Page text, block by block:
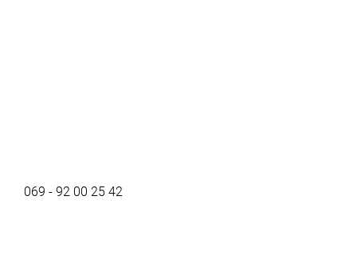
069 - 92 00 25 42